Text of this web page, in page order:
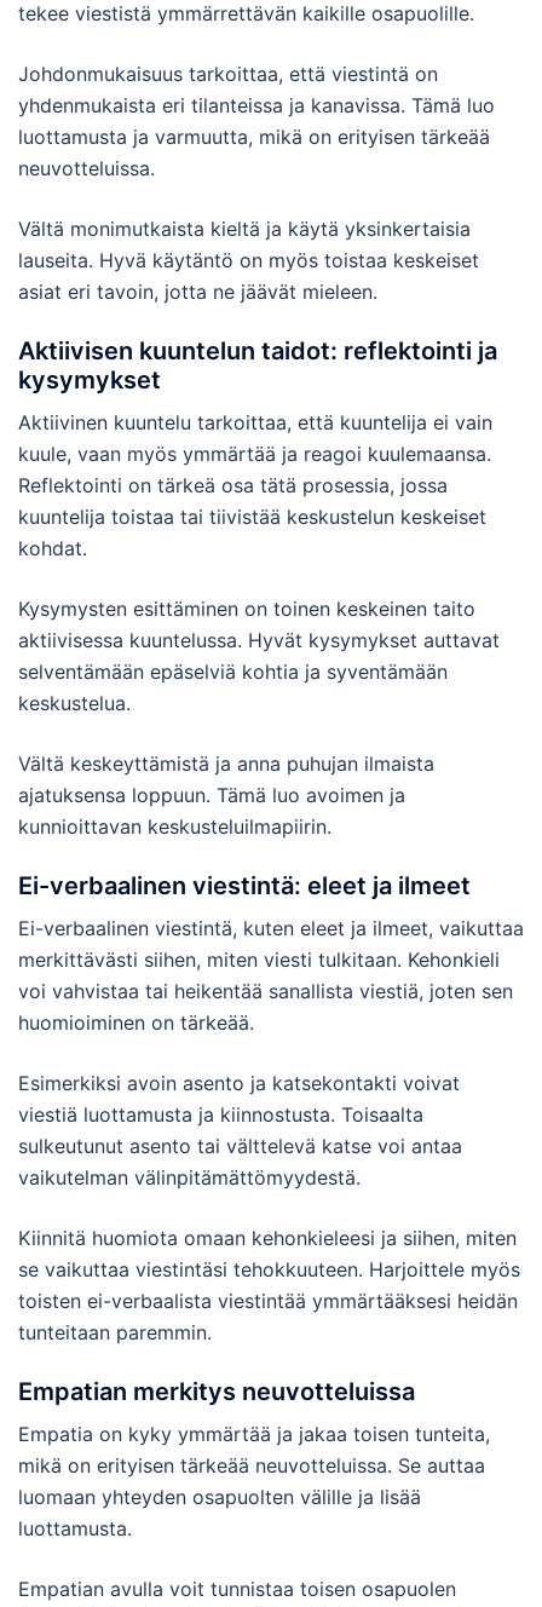
tekee viestistä ymmärrettävän kaikille osapuolille.
Johdonmukaisuus tarkoittaa, että viestintä on
yhdenmukaista eri tilanteissa ja kanavissa. Tämä luo
luottamusta ja varmuutta, mikä on erityisen tärkeää
neuvotteluissa.
Vältä monimutkaista kieltä ja käytä yksinkertaisia
lauseita. Hyvä käytäntö on myös toistaa keskeiset
asiat eri tavoin, jotta ne jäävät mieleen.
Aktiivisen kuuntelun taidot: reflektointi ja
kysymykset
Aktiivinen kuuntelu tarkoittaa, että kuuntelija ei vain
kuule, vaan myös ymmärtää ja reagoi kuulemaansa.
Reflektointi on tärkeä osa tätä prosessia, jossa
kuuntelija toistaa tai tiivistää keskustelun keskeiset
kohdat.
Kysymysten esittäminen on toinen keskeinen taito
aktiivisessa kuuntelussa. Hyvät kysymykset auttavat
selventämään epäselviä kohtia ja syventämään
keskustelua.
Vältä keskeyttämistä ja anna puhujan ilmaista
ajatuksensa loppuun. Tämä luo avoimen ja
kunnioittavan keskusteluilmapiirin.
Ei-verbaalinen viestintä: eleet ja ilmeet
Ei-verbaalinen viestintä, kuten eleet ja ilmeet, vaikuttaa
merkittävästi siihen, miten viesti tulkitaan. Kehonkieli
voi vahvistaa tai heikentää sanallista viestiä, joten sen
huomioiminen on tärkeää.
Esimerkiksi avoin asento ja katsekontakti voivat
viestiä luottamusta ja kiinnostusta. Toisaalta
sulkeutunut asento tai välttelevä katse voi antaa
vaikutelman välinpitämättömyydestä.
Kiinnitä huomiota omaan kehonkieleesi ja siihen, miten
se vaikuttaa viestintäsi tehokkuuteen. Harjoittele myös
toisten ei-verbaalista viestintää ymmärtääksesi heidän
tunteitaan paremmin.
Empatian merkitys neuvotteluissa
Empatia on kyky ymmärtää ja jakaa toisen tunteita,
mikä on erityisen tärkeää neuvotteluissa. Se auttaa
luomaan yhteyden osapuolten välille ja lisää
luottamusta.
Empatian avulla voit tunnistaa toisen osapuolen